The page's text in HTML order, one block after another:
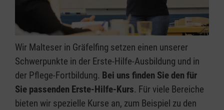
Wir Malteser in Gräfelfing setzen einen unserer
Schwerpunkte in der Erste-Hilfe-Ausbildung und in
der Pflege-Fortbildung. Bei uns finden Sie den für
Sie passenden Erste-Hilfe-Kurs. Für viele Bereiche
bieten wir spezielle Kurse an, zum Beispiel zu den